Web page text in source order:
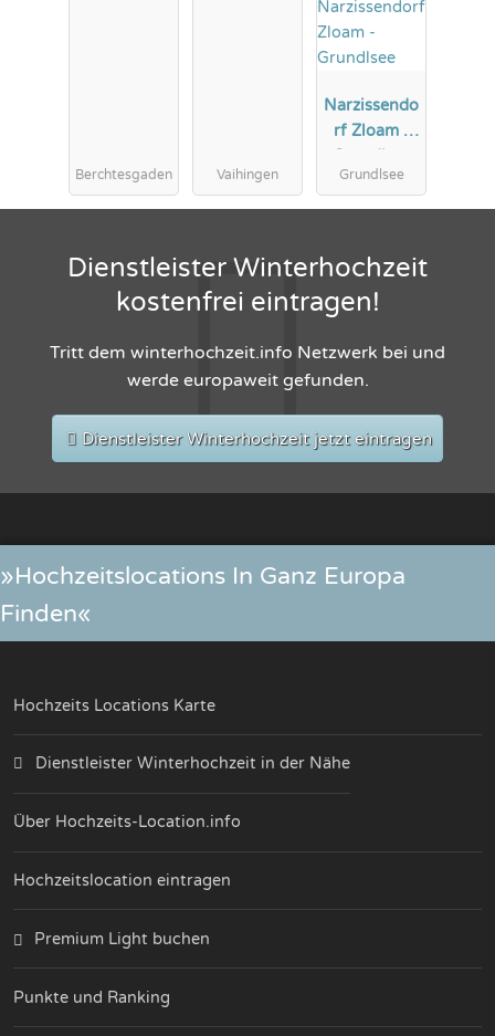
Berchtesgaden Vaihingen
Narzissendo
rf Zloam -
Grundlsee
Dienstleister Winterhochzeit
kostenfrei eintragen!
Tritt dem winterhochzeit.info Netzwerk bei und
werde europaweit gefunden.
Dienstleister Winterhochzeit jetzt eintragen
»Hochzeitslocations In Ganz Europa
Finden«
Hochzeits Locations Karte
Dienstleister Winterhochzeit in der Nähe
Über Hochzeits-Location.info
Hochzeitslocation eintragen
Premium Light buchen
Punkte und Ranking